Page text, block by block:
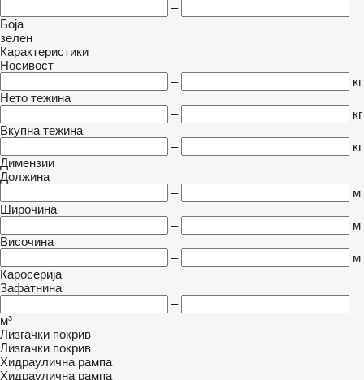
–
Боја
зелен
Карактеристики
Носивост
–
кг
Нето тежина
–
кг
Вкупна тежина
–
кг
Димензии
Должина
–
м
Широчина
–
м
Височина
–
м
Каросерија
Зафатнина
–
м³
Лизгачки покрив
Лизгачки покрив
Хидраулична рампа
Хидраулична рампа